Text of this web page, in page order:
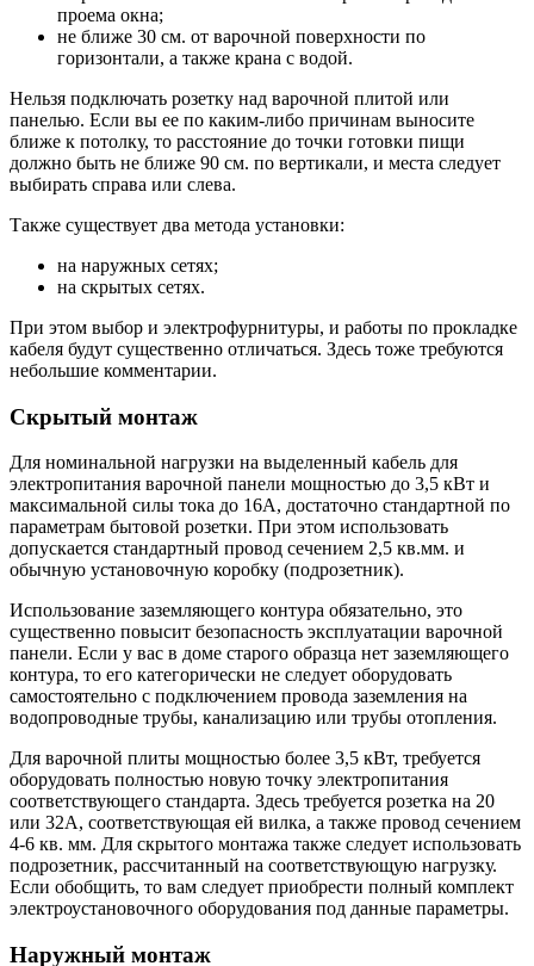
проема окна;
не ближе 30 см. от варочной поверхности по
горизонтали, а также крана с водой.
Нельзя подключать розетку над варочной плитой или
панелью. Если вы ее по каким-либо причинам выносите
ближе к потолку, то расстояние до точки готовки пищи
должно быть не ближе 90 см. по вертикали, и места следует
выбирать справа или слева.
Также существует два метода установки:
на наружных сетях;
на скрытых сетях.
При этом выбор и электрофурнитуры, и работы по прокладке
кабеля будут существенно отличаться. Здесь тоже требуются
небольшие комментарии.
Скрытый монтаж
Для номинальной нагрузки на выделенный кабель для
электропитания варочной панели мощностью до 3,5 кВт и
максимальной силы тока до 16А, достаточно стандартной по
параметрам бытовой розетки. При этом использовать
допускается стандартный провод сечением 2,5 кв.мм. и
обычную установочную коробку (подрозетник).
Использование заземляющего контура обязательно, это
существенно повысит безопасность эксплуатации варочной
панели. Если у вас в доме старого образца нет заземляющего
контура, то его категорически не следует оборудовать
самостоятельно с подключением провода заземления на
водопроводные трубы, канализацию или трубы отопления.
Для варочной плиты мощностью более 3,5 кВт, требуется
оборудовать полностью новую точку электропитания
соответствующего стандарта. Здесь требуется розетка на 20
или 32А, соответствующая ей вилка, а также провод сечением
4-6 кв. мм. Для скрытого монтажа также следует использовать
подрозетник, рассчитанный на соответствующую нагрузку.
Если обобщить, то вам следует приобрести полный комплект
электроустановочного оборудования под данные параметры.
Наружный монтаж